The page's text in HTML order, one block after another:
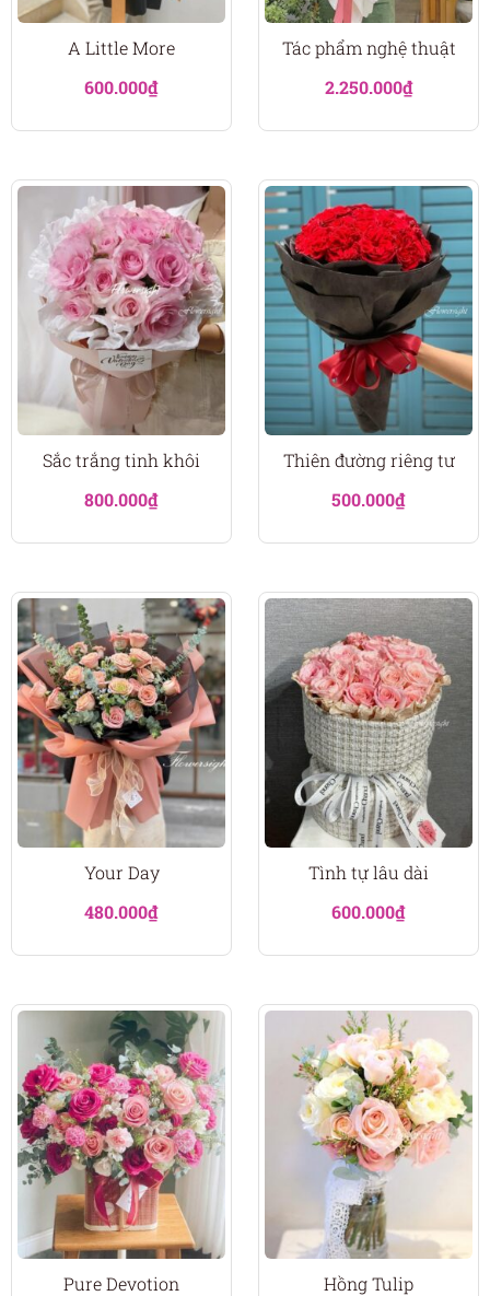
A Little More
600.000₫
Tác phẩm nghệ thuật
2.250.000₫
Sắc trắng tinh khôi
800.000₫
Thiên đường riêng tư
500.000₫
Your Day
480.000₫
Tình tự lâu dài
600.000₫
Pure Devotion Hồng Tulip